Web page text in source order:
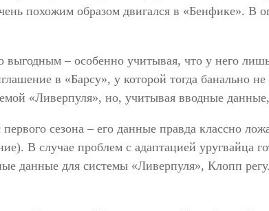
похожим образом двигался в «Бенфике». В
выгодным – особенно учитывая, что у него
в «Барсу», у которой тогда банально
«Ливерпуля», но, учитывая вводные
сезона – его данные правда классно
В случае проблем с адаптацией
данные для системы «Ливерпуля», Клопп